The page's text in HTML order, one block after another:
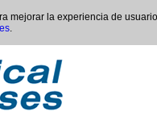
mejorar la experiencia de
.